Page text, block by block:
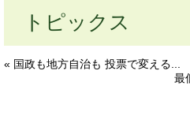
トピックス
« 国政も地方自治も 投票で変える...
最